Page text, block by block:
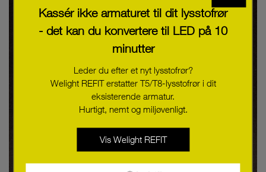
Kassér ikke armaturet til dit lysstofrør
- det kan du konvertere til LED på 10
minutter
Leder du efter et nyt lysstofrør?
Welight REFIT erstatter T5/T8-lysstofrør i dit
eksisterende armatur.
Hurtigt, nemt og miljøvenligt.
Vis Welight REFIT